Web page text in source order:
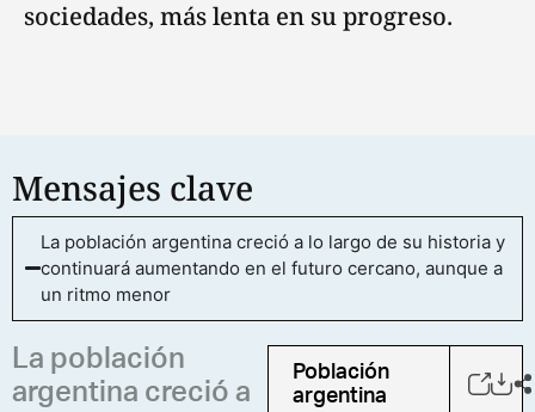
sociedades, más lenta en su progreso.
Mensajes clave
La población argentina creció a lo largo de su historia y
continuará aumentando en el futuro cercano, aunque a
un ritmo menor
La población
argentina creció a
Población
argentina